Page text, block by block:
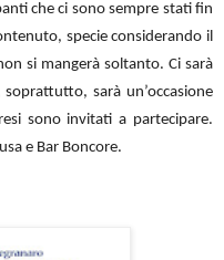
che ci sono sempre stati fin
specie considerando il
si mangerà soltanto. Ci sarà
sarà un’occasione
sono invitati a partecipare.
e Bar Boncore.